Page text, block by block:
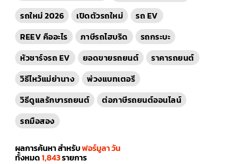
รถใหม่ 2026
เปิดตัวรถใหม่
รถ EV
REEV คืออะไร
ภาษีรถไฮบริด
รถกระบะ
หัวชาร์จรถ EV
ยอดขายรถยนต์
ราคารถยนต์
วิธีไหว้แม่ย่านาง
พ่วงแบทเตอรี
วิธีดูแลรักษารถยนต์
ต่อภาษีรถยนต์ออนไลน์
รถมือสอง
ผลการค้นหา สำหรับฟอร์มูลา วัน
ทั้งหมด1,843รายการ